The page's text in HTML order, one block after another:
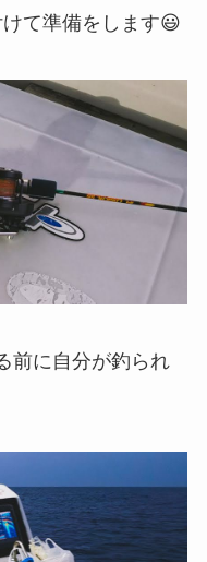
て準備をします😃
前に自分が釣られ